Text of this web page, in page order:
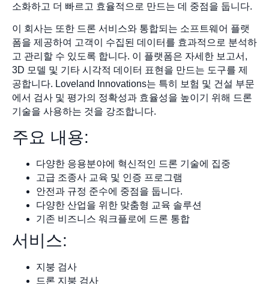
소화하고 더 빠르고 효율적으로 만드는 데 중점을 둡니다.
이 회사는 또한 드론 서비스와 통합되는 소프트웨어 플랫
폼을 제공하여 고객이 수집된 데이터를 효과적으로 분석하
고 관리할 수 있도록 합니다. 이 플랫폼은 자세한 보고서,
3D 모델 및 기타 시각적 데이터 표현을 만드는 도구를 제
공합니다. Loveland Innovations는 특히 보험 및 건설 부문
에서 검사 및 평가의 정확성과 효율성을 높이기 위해 드론
기술을 사용하는 것을 강조합니다.
주요 내용:
다양한 응용분야에 혁신적인 드론 기술에 집중
고급 조종사 교육 및 인증 프로그램
안전과 규정 준수에 중점을 둡니다.
다양한 산업을 위한 맞춤형 교육 솔루션
기존 비즈니스 워크플로에 드론 통합
서비스:
지붕 검사
드론 지붕 검사